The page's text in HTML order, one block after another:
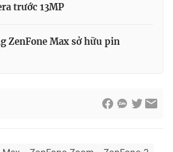
trước 13MP
ZenFone Max sở hữu pin